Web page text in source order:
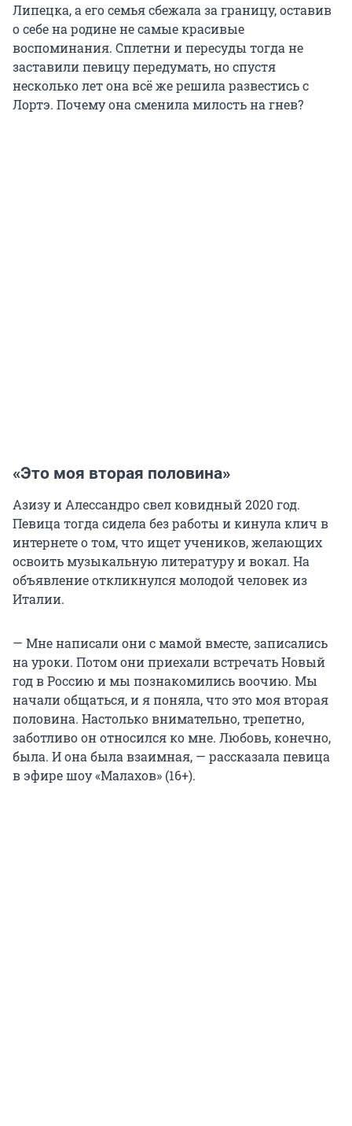
Липецка, а его семья сбежала за границу, оставив
о себе на родине не самые красивые
воспоминания. Сплетни и пересуды тогда не
заставили певицу передумать, но спустя
несколько лет она всё же решила развестись с
Лортэ. Почему она сменила милость на гнев?
«Это моя вторая половина»
Азизу и Алессандро свел ковидный 2020 год.
Певица тогда сидела без работы и кинула клич в
интернете о том, что ищет учеников, желающих
освоить музыкальную литературу и вокал. На
объявление откликнулся молодой человек из
Италии.
— Мне написали они с мамой вместе, записались
на уроки. Потом они приехали встречать Новый
год в Россию и мы познакомились воочию. Мы
начали общаться, и я поняла, что это моя вторая
половина. Настолько внимательно, трепетно,
заботливо он относился ко мне. Любовь, конечно,
была. И она была взаимная, — рассказала певица
в эфире шоу «Малахов» (16+).